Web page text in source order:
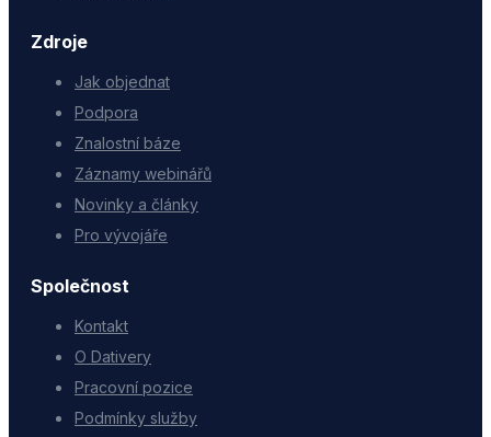
Zdroje
Jak objednat
Podpora
Znalostní báze
Záznamy webinářů
Novinky a články
Pro vývojáře
Společnost
Kontakt
O Dativery
Pracovní pozice
Podmínky služby